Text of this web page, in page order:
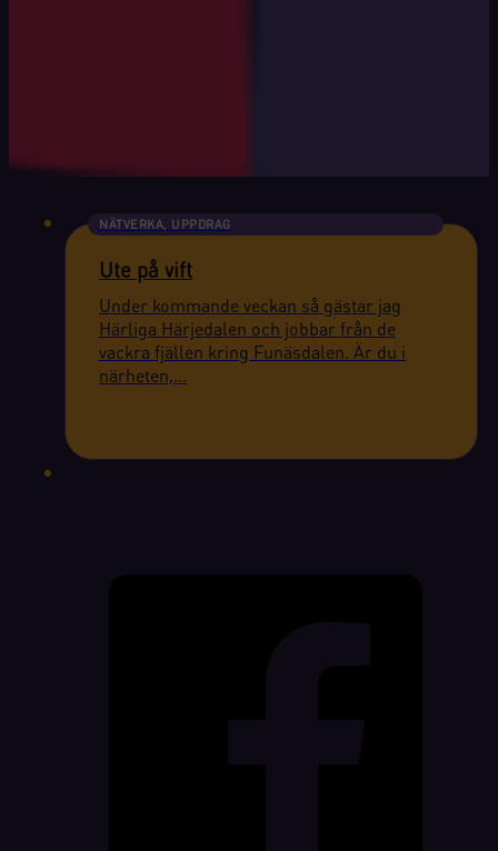
NÄTVERKA, UPPDRAG
Ute på vift
Under kommande veckan så gästar jag
Härliga Härjedalen och jobbar från de
vackra fjällen kring Funäsdalen. Är du i
närheten,…